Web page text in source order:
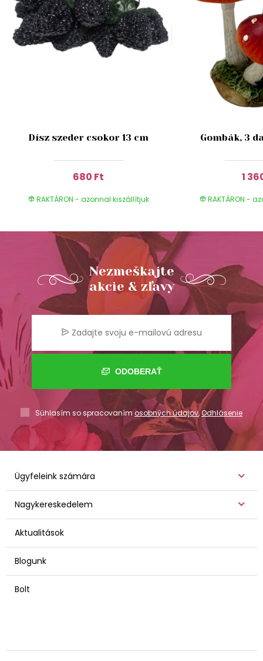
Dísz szeder csokor 13 cm
680 Ft
RAKTÁRON - azonnal kiszállítjuk
Gombák, 3
1
RAKTÁRON -
Nezmeškajte
akcie & zľavy
ODOBERAŤ
Súhlasím so spracovaním osobných údajov,Odhlásenie
Ügyfeleink számára
Nagykereskedelem
Aktualitások
Blogunk
Bolt